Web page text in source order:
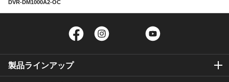
DVR-DM1000A2-OC
Facebook Twitter
製品ラインアップ